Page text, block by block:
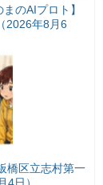
のAIプロト】
2026年8月6
橋区立志村第一
日）